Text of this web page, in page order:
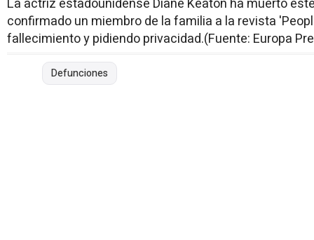
La actriz estadounidense Diane Keaton ha muerto
confirmado un miembro de la familia a la revista
fallecimiento y pidiendo privacidad.(Fuente: Europa
Defunciones